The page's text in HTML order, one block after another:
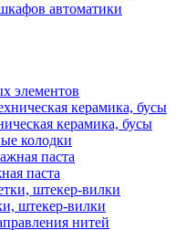
автоматики
элементов
керамика, бусы
колодки
паста
штекер-вилки